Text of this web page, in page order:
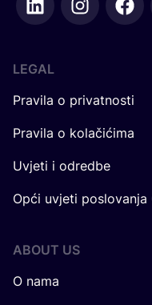
LEGAL
Pravila o privatnosti
Pravila o kolačićima
Uvjeti i odredbe
Opći uvjeti poslovanja
ABOUT US
O nama